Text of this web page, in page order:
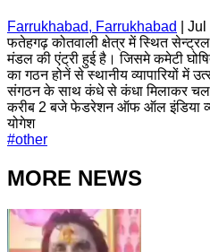
Farrukhabad, Farrukhabad
Jul
फतेहगढ़ कोतवाली क्षेत्र में स्थित सेन्ट्रल
मंडल की एंट्री हुई है। जिसमे कमेटी
का गठन होनें से स्थानीय व्यापारियों में
संगठन के साथ कंधे से कंधा मिलाकर चलने
करीब 2 बजे फेडरेशन ऑफ ऑल इंडिया
योगेश
#other
MORE NEWS